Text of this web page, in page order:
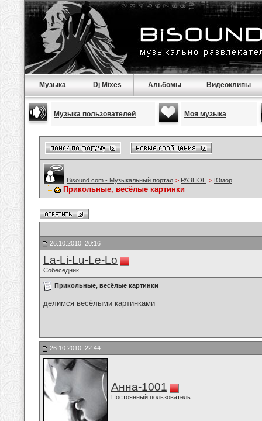
Музыка Dj Mixes Альбомы Видеоклипы
Музыка пользователей Моя музыка
Bisound.com - Музыкальный портал > РАЗНОЕ > Юмор
Прикольные, весёлые картинки
26.10.2010, 20:16
La-Li-Lu-Le-Lo
Собеседник
Прикольные, весёлые картинки
делимся весёлыми картинками
26.10.2010, 22:44
Анна-1001
Постоянный пользователь